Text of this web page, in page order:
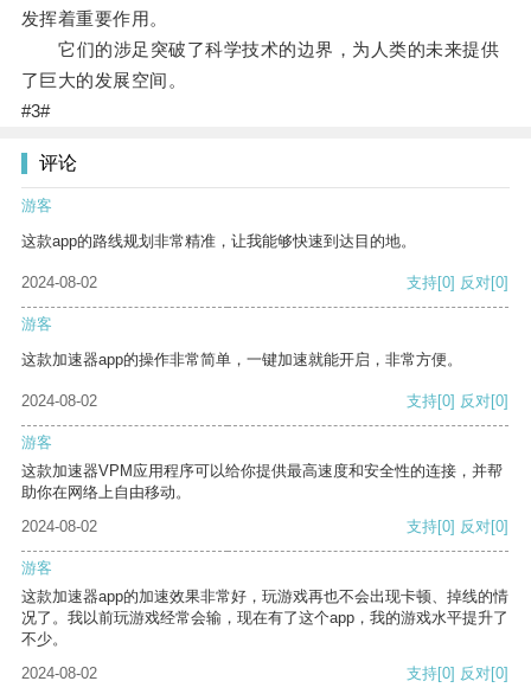
发挥着重要作用。
它们的涉足突破了科学技术的边界，为人类的未来提供
了巨大的发展空间。
#3#
评论
游客
这款app的路线规划非常精准，让我能够快速到达目的地。
2024-08-02 支持[0] 反对[0]
游客
这款加速器app的操作非常简单，一键加速就能开启，非常方便。
2024-08-02 支持[0] 反对[0]
游客
这款加速器VPM应用程序可以给你提供最高速度和安全性的连接，并帮
助你在网络上自由移动。
2024-08-02
支持[0] 反对[0]
游客
这款加速器app的加速效果非常好，玩游戏再也不会出现卡顿、掉线的情
况了。我以前玩游戏经常会输，现在有了这个app，我的游戏水平提升了
不少。
2024-08-02
支持[0] 反对[0]